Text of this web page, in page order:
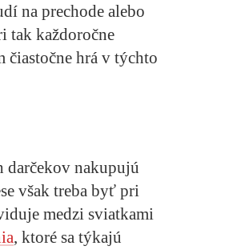
na prechode alebo
tak každoročne
čiastočne hrá v týchto
nakupujú
však treba byť pri
medzi sviatkami
, ktoré sa týkajú